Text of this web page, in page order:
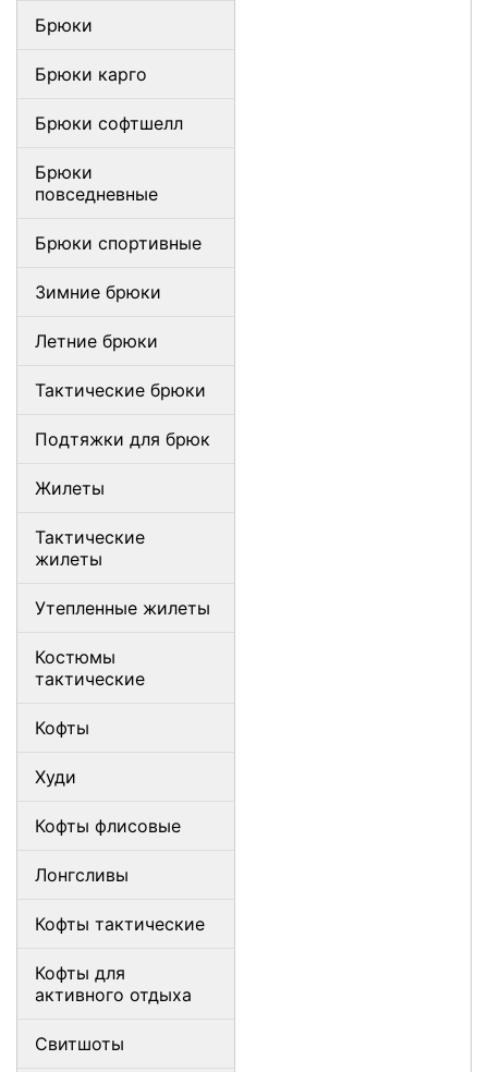
Брюки
Брюки карго
Брюки софтшелл
Брюки
повседневные
Брюки спортивные
Зимние брюки
Летние брюки
Тактические брюки
Подтяжки для брюк
Жилеты
Тактические
жилеты
Утепленные жилеты
Костюмы
тактические
Кофты
Худи
Кофты флисовые
Лонгсливы
Кофты тактические
Кофты для
активного отдыха
Свитшоты